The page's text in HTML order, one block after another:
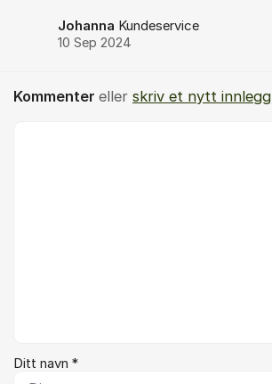
Johanna Kundeservice
10 Sep 2024
Kommenter eller skriv et nytt innlegg
Ditt navn *